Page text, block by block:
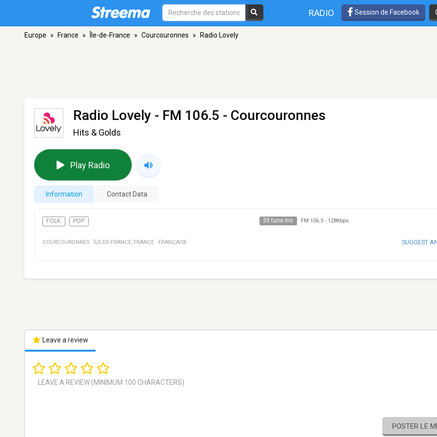
RADIO Session de Facebook
Europe » France » Île-de-France » Courcouronnes » Radio Lovely
Radio Lovely - FM 106.5 - Courcouronnes
Hits & Golds
Play Radio
Information Contact Data
FOLK POP 30 tune ins FM 106.5- 128Kbps
COURCOURONNES · ÎLE-DE-FRANCE, FRANCE · FRANÇAISE SUGGEST
Leave a review
POSTER LE